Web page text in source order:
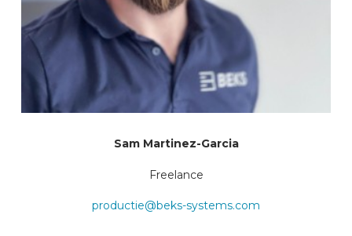
Sam Martinez-Garcia
Freelance
productie@beks-systems.com